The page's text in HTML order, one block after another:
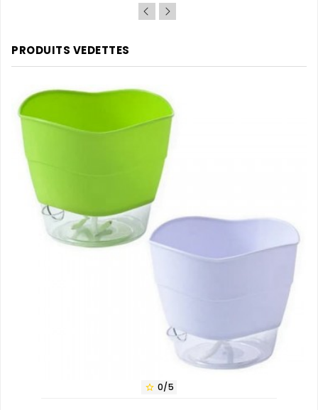
PRODUITS VEDETTES
 0/5